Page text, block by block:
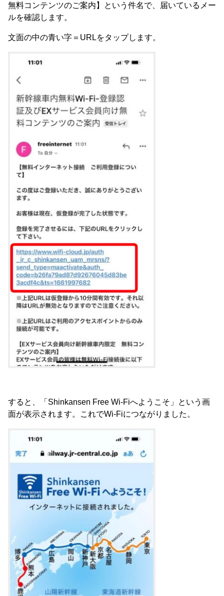
無料コンテンツのご案内】という件名で、届いているメー
ルを確認します。
文面の中の青い字＝URLをタップします。
すると、「Shinkansen Free Wi-Fiへようこそ」という画
面が表示されます。これでWi-Fiにつながりました。